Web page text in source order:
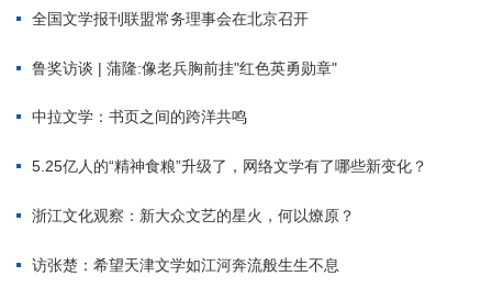
全国文学报刊联盟常务理事会在北京召开
鲁奖访谈 | 蒲隆:像老兵胸前挂"红色英勇勋章"
中拉文学：书页之间的跨洋共鸣
5.25亿人的“精神食粮”升级了，网络文学有了哪些新变化？
浙江文化观察：新大众文艺的星火，何以燎原？
访张楚：希望天津文学如江河奔流般生生不息